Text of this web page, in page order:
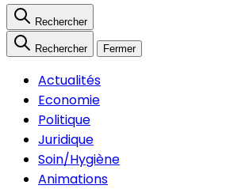
Rechercher
Rechercher Fermer
Actualités
Economie
Politique
Juridique
Soin/Hygiène
Animations